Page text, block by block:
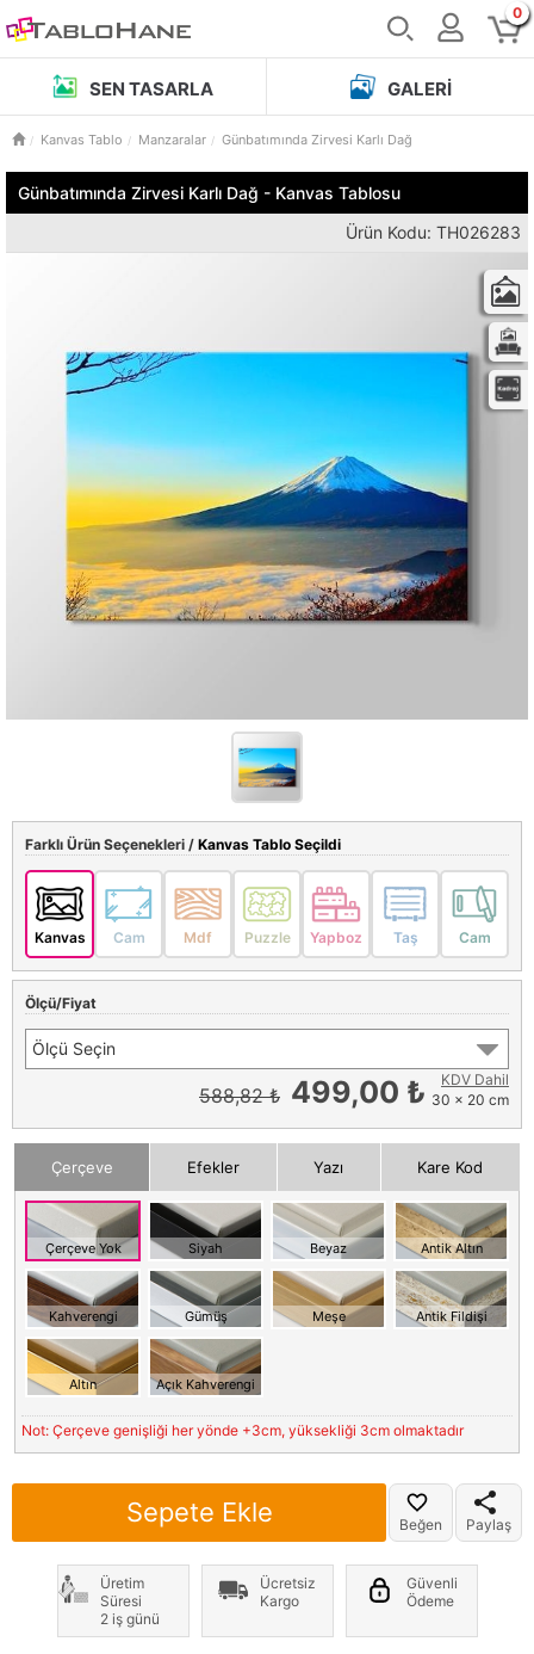
0
SEN TASARLA GALERI
Kanvas Tablo Manzaralar Günbatımında Zirvesi Karlı Dağ
Günbatımında Zirvesi Karlı Dağ - Kanvas Tablosu
Ürün Kodu: TH026283
Farklı Ürün Seçenekleri / Kanvas Tablo Seçildi
Kanvas Cam Mdf Puzzle Yapboz Taş Cam
Ölçü/Fiyat
Ölçü Seçin
588,82 ₺ 499,00 ₺
KDV Dahil
30 x 20 cm
Çerçeve Efekler Yazı Kare Kod
Çerçeve Yok Siyah Beyaz Antik Altın
Kahverengi Gümüş Meşe Antik Fildişi
Altın Açık Kahverengi
Not: Çerçeve genişliği her yönde +3cm, yüksekliği 3cm olmaktadır
Sepete Ekle Beğen Paylaş
Üretim
Süresi
2 iş günü
Ücretsiz
Kargo
Güvenli
Ödeme